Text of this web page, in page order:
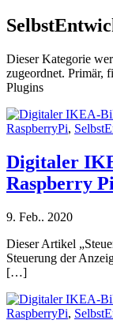
Dieser Kategorie
zugeordnet. Primär,
Plugins
RaspberryPi,
Digitaler
Raspberry
9. Feb.. 2020
Dieser Artikel
Steuerung der
[…]
RaspberryPi,